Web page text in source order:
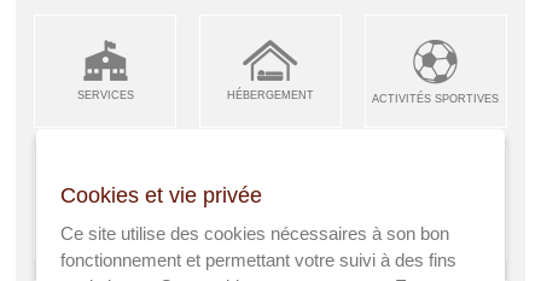
SERVICES HÉBERGEMENT ACTIVITÉS SPORTIVES
ARTISANS &
INDUSTRIES
RESTAURANTS CAFÉS ENFANCE JEUNESSE
Cookies et vie privée
Ce site utilise des cookies nécessaires à son bon
fonctionnement et permettant votre suivi à des fins